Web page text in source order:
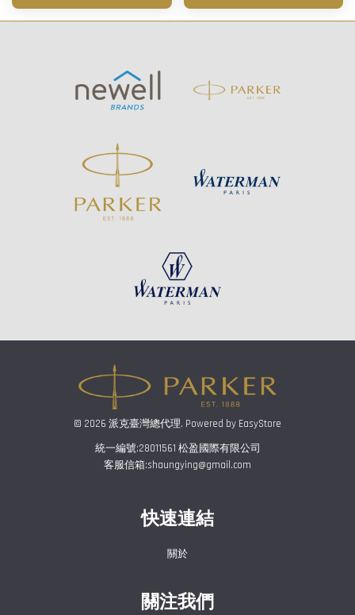
© 2026 派克臺灣總代理. Powered by EasyStore
統一編號:28011561 松盈國際有限公司
客服信箱:shaungying@gmail.com
快速連結
關於
關注我們